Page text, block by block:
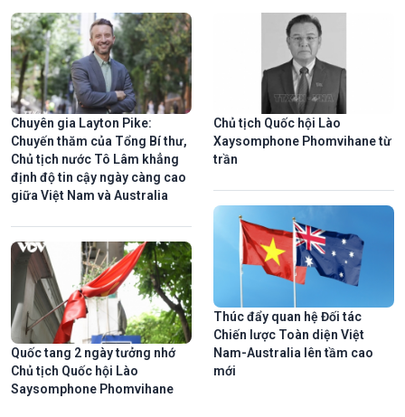
Chuyên gia Layton Pike:
Chuyến thăm của Tổng Bí thư,
Chủ tịch nước Tô Lâm khẳng
định độ tin cậy ngày càng cao
giữa Việt Nam và Australia
Quốc tang 2 ngày tưởng nhớ
Chủ tịch Quốc hội Lào
Saysomphone Phomvihane
Chủ tịch Quốc hội Lào
Xaysomphone Phomvihane từ
trần
Thúc đẩy quan hệ Đối tác
Chiến lược Toàn diện Việt
Nam-Australia lên tầm cao
mới